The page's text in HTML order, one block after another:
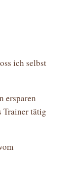
ich selbst
ersparen
Trainer tätig